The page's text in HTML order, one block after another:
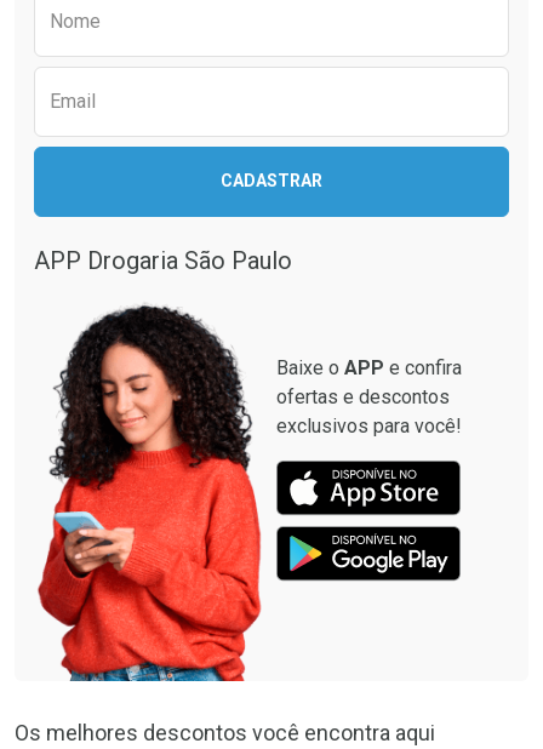
Nome
Email
CADASTRAR
APP Drogaria São Paulo
Baixe o APP e confira
ofertas e descontos
exclusivos para você!
Os melhores descontos você encontra aqui